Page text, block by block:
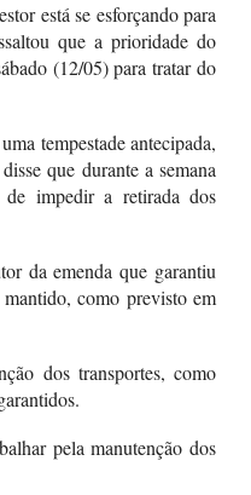
está se esforçando para
que a prioridade do
(12/05) para tratar do
tempestade antecipada,
que durante a semana
impedir a retirada dos
da emenda que garantiu
como previsto em
dos transportes, como
pela manutenção dos